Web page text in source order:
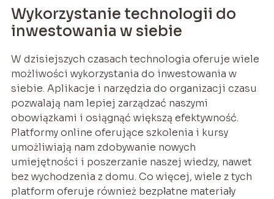
Wykorzystanie technologii do
inwestowania w siebie
W dzisiejszych czasach technologia oferuje wiele
możliwości wykorzystania do inwestowania w
siebie. Aplikacje i narzędzia do organizacji czasu
pozwalają nam lepiej zarządzać naszymi
obowiązkami i osiągnąć większą efektywność.
Platformy online oferujące szkolenia i kursy
umożliwiają nam zdobywanie nowych
umiejętności i poszerzanie naszej wiedzy, nawet
bez wychodzenia z domu. Co więcej, wiele z tych
platform oferuje również bezpłatne materiały